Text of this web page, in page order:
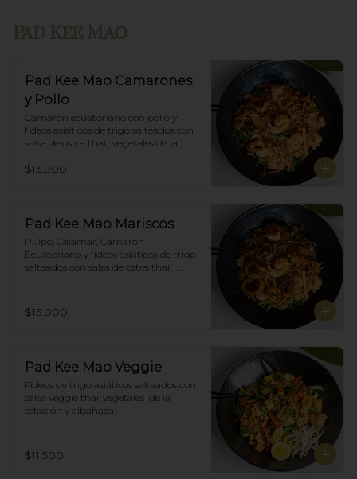
Pad Kee Mao Camarones
y Pollo
Camarón ecuatoriano con pollo y
fideos asiáticos de trigo salteados con
salsa de ostra thai,  vegetales de la
$13.900
Pad Kee Mao Mariscos
Pulpo, Calamar, Camarón
Ecuatoriano y fideos asiáticos de trigo
salteados con salsa de ostra thai,
$15.000
Pad Kee Mao Veggie
Fideos de trigo asiáticos salteados con
salsa veggie thai, vegetales  de la
estación y albahaca.
$11.500